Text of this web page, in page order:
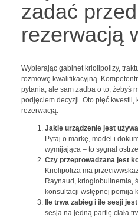
zadać przed
rezerwacją
Wybierając gabinet kriolipolizy,
rozmowę kwalifikacyjną.
pytania, ale sam zadba o to, żebyś
podjęciem decyzji. Oto pięć kwestii,
rezerwacją:
Jakie urządzenie jest
Pytaj o markę, model i
wymijająca – to sygnał
Czy przeprowadzana jest
Kriolipoliza ma
Raynaud, krioglobulinemia,
konsultacji wstępnej pomija
Ile trwa zabieg i ile sesji
sesja na jedną partię ciała